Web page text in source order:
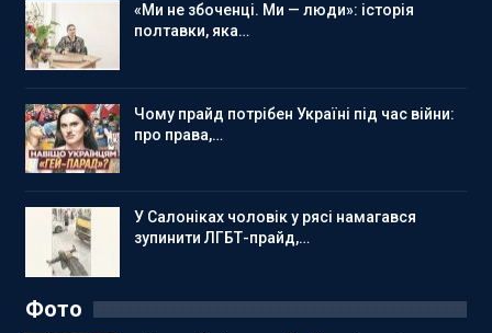
«Ми не збоченці. Ми — люди»: історія
полтавки, яка…
Чому прайд потрібен Україні під час війни:
про права,…
У Салоніках чоловік у рясі намагався
зупинити ЛГБТ-прайд,…
Фото